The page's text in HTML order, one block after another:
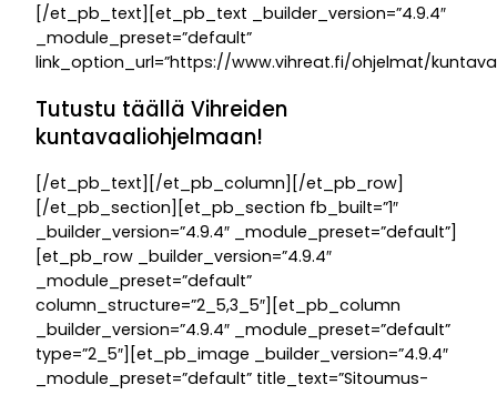
[/et_pb_text][et_pb_text _builder_version=”4.9.4″
_module_preset=”default”
link_option_url=”https://www.vihreat.fi/ohjelmat/
Tutustu täällä Vihreiden
kuntavaaliohjelmaan!
[/et_pb_text][/et_pb_column][/et_pb_row]
[/et_pb_section][et_pb_section fb_built=”1″
_builder_version=”4.9.4″ _module_preset=”default”]
[et_pb_row _builder_version=”4.9.4″
_module_preset=”default”
column_structure=”2_5,3_5″][et_pb_column
_builder_version=”4.9.4″ _module_preset=”default”
type=”2_5″][et_pb_image _builder_version=”4.9.4″
_module_preset=”default” title_text=”Sitoumus-